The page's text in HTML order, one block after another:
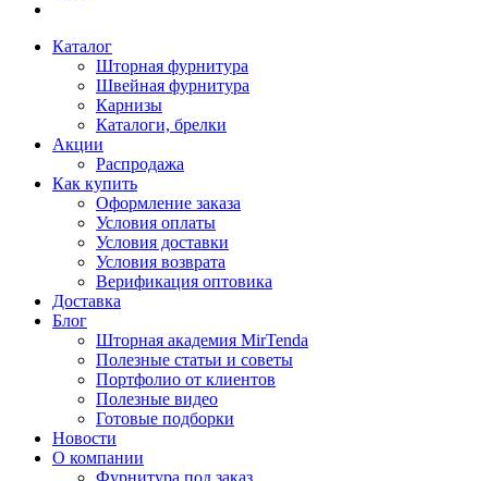
Каталог
Шторная фурнитура
Швейная фурнитура
Карнизы
Каталоги, брелки
Акции
Распродажа
Как купить
Оформление заказа
Условия оплаты
Условия доставки
Условия возврата
Верификация оптовика
Доставка
Блог
Шторная академия MirTenda
Полезные статьи и советы
Портфолио от клиентов
Полезные видео
Готовые подборки
Новости
О компании
Фурнитура под заказ